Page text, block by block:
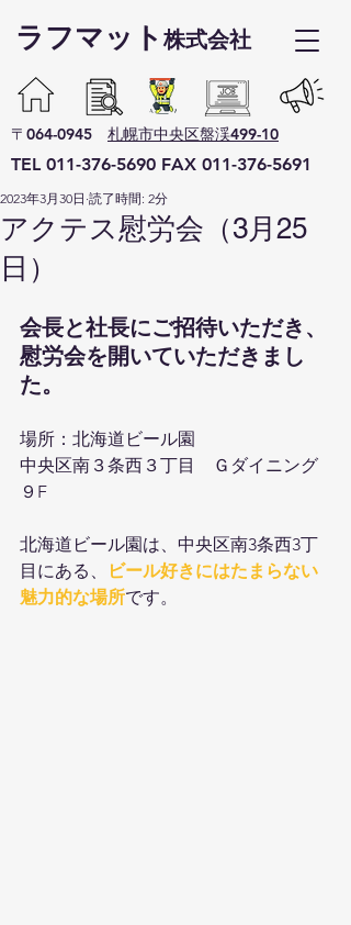
ラフマット​株式会社
〒064-0945 札幌市中央区盤渓499-10
TEL 011-376-5690 FAX 011-376-5691
アクテス慰労会（3月25
日）
2023年3月30日 読了時間: 2分
会長と社長にご招待いただき、
慰労会を開いていただきまし
た。
場所：北海道ビール園
中央区南３条西３丁目　Ｇダイニング
９F
北海道ビール園は、中央区南3条西3丁
目にある、
ビール好きにはたまらない
魅力的な場所です。